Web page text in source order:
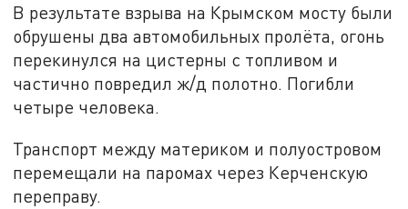
В результате взрыва на Крымском мосту были
обрушены два автомобильных пролёта, огонь
перекинулся на цистерны с топливом и
частично повредил ж/д полотно. Погибли
четыре человека.
Транспорт между материком и полуостровом
перемещали на паромах через Керченскую
переправу.